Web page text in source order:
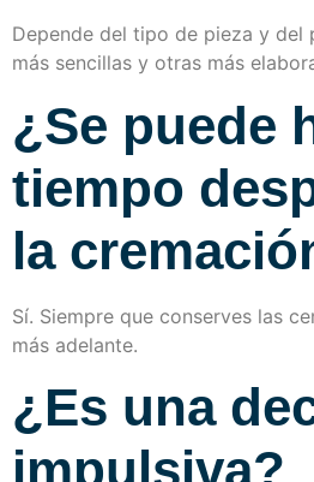
Depende del tipo de pieza y del
más sencillas y otras más
¿Se puede
tiempo
la
Sí. Siempre que conserves las
más adelante.
¿Es una
impulsiva?